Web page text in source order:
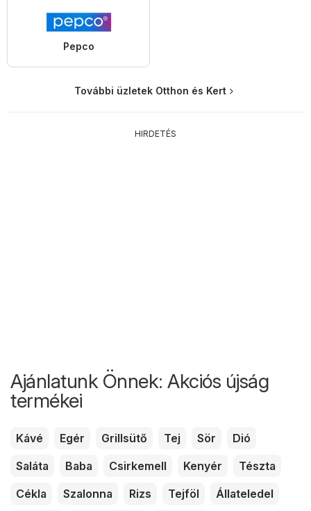
Pepco
További üzletek Otthon és Kert
HIRDETÉS
Ajánlatunk Önnek: Akciós újság
termékei
Kávé Egér Grillsütő Tej Sör
Dió
Saláta
Baba Csirkemell Kenyér
Tészta
Cékla
Szalonna Rizs Tejföl
Állateledel